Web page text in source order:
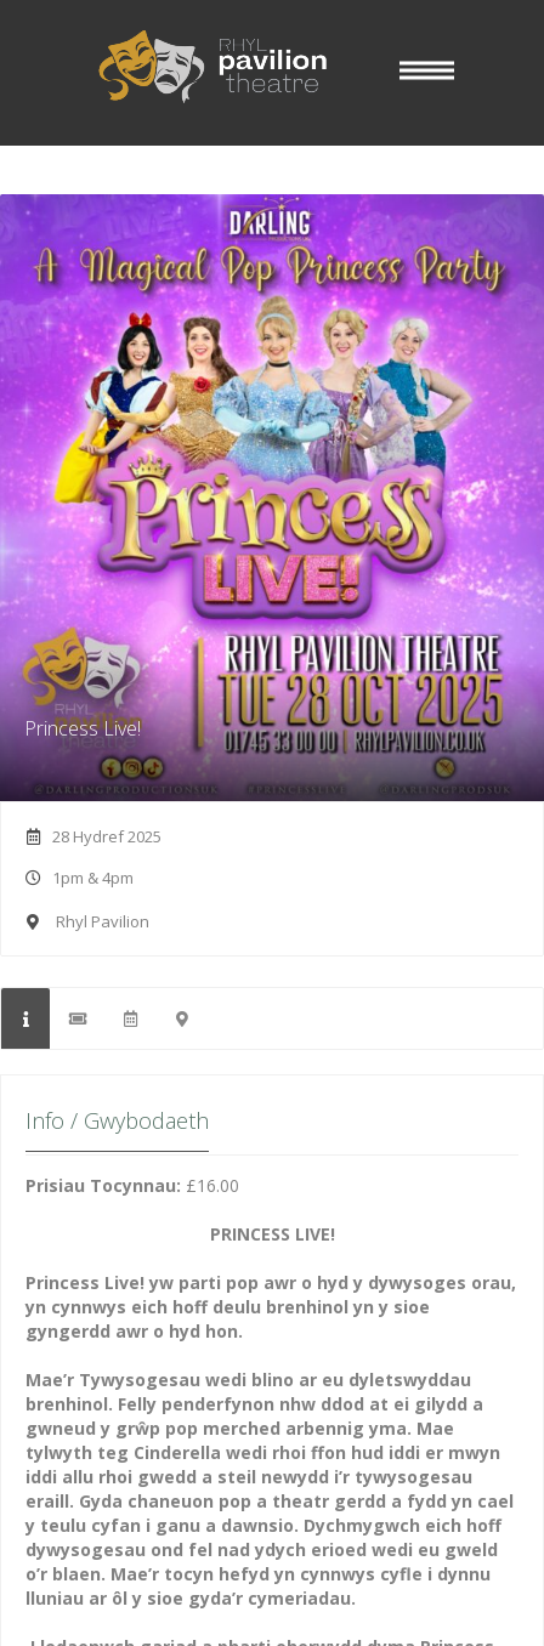
Princess Live!
28 Hydref 2025
1pm & 4pm
Rhyl Pavilion
Info / Gwybodaeth
Prisiau Tocynnau: £16.00
PRINCESS LIVE!
Princess Live! yw parti pop awr o hyd y dywysoges orau,
yn cynnwys eich hoff deulu brenhinol yn y sioe
gyngerdd awr o hyd hon.
Mae’r Tywysogesau wedi blino ar eu dyletswyddau
brenhinol. Felly penderfynon nhw ddod at ei gilydd a
gwneud y grŵp pop merched arbennig yma. Mae
tylwyth teg Cinderella wedi rhoi ffon hud iddi er mwyn
iddi allu rhoi gwedd a steil newydd i’r tywysogesau
eraill. Gyda chaneuon pop a theatr gerdd a fydd yn cael
y teulu cyfan i ganu a dawnsio. Dychmygwch eich hoff
dywysogesau ond fel nad ydych erioed wedi eu gweld
o’r blaen. Mae’r tocyn hefyd yn cynnwys cyfle i dynnu
lluniau ar ôl y sioe gyda’r cymeriadau.